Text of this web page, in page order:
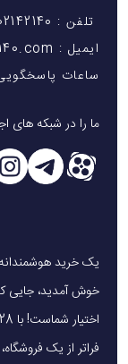
تلفن : 02142140
ایمیل : support@mobile140.com
ساعات پاسخگویی
ما را در شبکه های
خوش آمدید، جایی
فراتر از یک